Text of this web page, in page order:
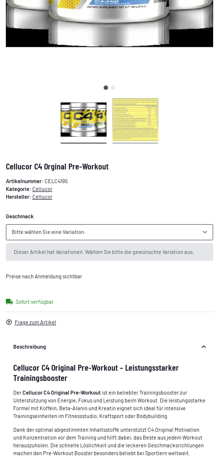
Cellucor C4 Orginal Pre-Workout
Artikelnummer: CELC4195
Kategorie: Cellucor
Hersteller: Cellucor
Geschmack
Bitte wählen Sie eine Variation.
xDieser Artikel hat Variationen. Wählen Sie bitte die gewünschte Variation aus.
Preise nach Anmeldung sichtbar
Sofort verfügbar
Frage zum Artikel
Beschreibung
Cellucor C4 Original Pre-Workout – Leistungsstarker
Trainingsbooster
DerCellucor C4 Original Pre-Workout ist ein beliebter Trainingsbooster zur
Unterstützung von Energie, Fokus und Leistung beim Workout. Die leistungsstarke
Formel mit Koffein, Beta-Alanin und Kreatin eignet sich ideal für intensive
Trainingseinheiten im Fitnessstudio, Kraftsport oder Bodybuilding.
Dank der optimal abgestimmten Inhaltsstoffe unterstützt C4 Original Motivation
und Konzentration vor dem Training und hilft dabei, das Beste aus jedem Workout
herauszuholen. Die schnelle Löslichkeit und die leckeren Geschmacksrichtungen
machen den Pre-Workout Booster besonders beliebt bei Sportlern weltweit.